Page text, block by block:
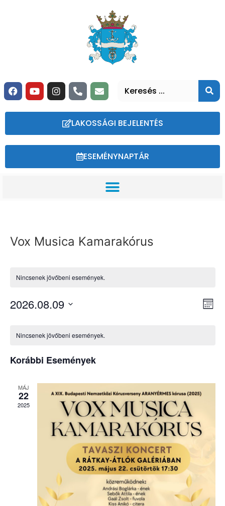
LAKOSSÁGI BEJELENTÉS
ESEMÉNYNAPTÁR
Vox Musica Kamarakórus
Nincsenek jövőbeni események.
2026.08.09
Események
Nincsenek jövőbeni események.
Korábbi Események
MÁJ
22
2025